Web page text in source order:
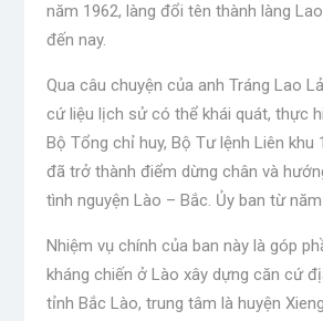
năm 1962, làng đổi tên thành làng
đến nay.
Qua câu chuyện của anh Tráng Lao
cứ liệu lịch sử có thể khái quát, thực
Bộ Tổng chỉ huy, Bộ Tư lệnh Liên khu
đã trở thành điểm dừng chân và
tình nguyện Lào – Bắc. Ủy ban từ
Nhiệm vụ chính của ban này là góp
kháng chiến ở Lào xây dựng căn cứ
tỉnh Bắc Lào, trung tâm là huyện